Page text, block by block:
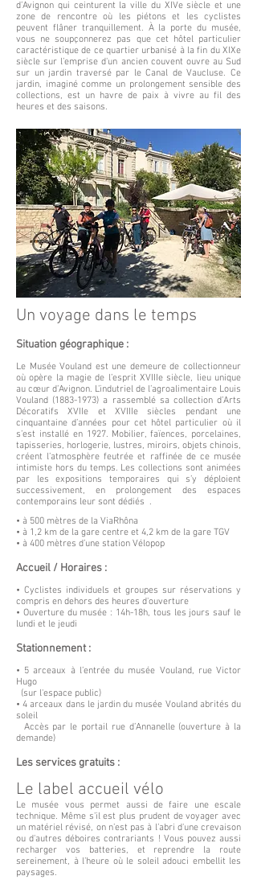
d’Avignon qui ceinturent la ville du XIVe siècle et une
zone de rencontre où les piétons et les cyclistes
peuvent flâner tranquillement. À la porte du musée,
vous ne soupçonnerez pas que cet hôtel particulier
caractéristique de ce quartier urbanisé à la fin du XIXe
siècle sur l’emprise d'un ancien couvent ouvre au Sud
sur un jardin traversé par le Canal de Vaucluse. Ce
jardin, imaginé comme un prolongement sensible des
collections, est un havre de paix à vivre au fil des
heures et des saisons.
Un voyage dans le temps
Situation géographique :
Le Musée Vouland est une demeure de collectionneur
où opère la magie de l’esprit XVIIIe siècle, lieu unique
au cœur d’Avignon. L’indutriel de l’agroalimentaire Louis
Vouland (1883-1973) a rassemblé sa collection d’Arts
Décoratifs XVIIe et XVIIIe siècles pendant une
cinquantaine d’années pour cet hôtel particulier où il
s’est installé en 1927. Mobilier, faïences, porcelaines,
tapisseries, horlogerie, lustres, miroirs, objets chinois,
créent l’atmosphère feutrée et raffinée de ce musée
intimiste hors du temps. Les collections sont animées
par les expositions temporaires qui s’y déploient
successivement, en prolongement des espaces
contemporains leur sont dédiés .
• à 500 mètres de la ViaRhôna
• à 1,2 km de la gare centre et 4,2 km de la gare TGV
• à 400 mètres d’une station Vélopop
Accueil / Horaires :
• Cyclistes individuels et groupes sur réservations y
compris en dehors des heures d'ouverture
• Ouverture du musée : 14h-18h, tous les jours sauf le
lundi et le jeudi
Stationnement :
• 5 arceaux à l’entrée du musée Vouland, rue Victor
Hugo
(sur l'espace public)
• 4 arceaux dans le jardin du musée Vouland abrités du
soleil
Accès par le portail rue d’Annanelle (ouverture à la
demande)
Les services gratuits :
Le label accueil vélo
Le musée vous permet aussi de faire une escale
technique. Même s’il est plus prudent de voyager avec
un matériel révisé, on n’est pas à l’abri d'une crevaison
ou d'autres déboires contrariants ! Vous pouvez aussi
recharger vos batteries, et reprendre la route
sereinement, à l’heure où le soleil adouci embellit les
paysages.